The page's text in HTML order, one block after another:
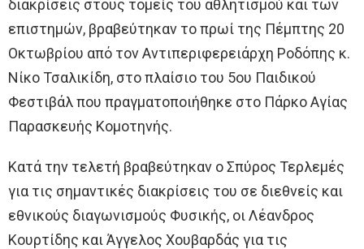
διακρίσεις στους τομείς του αθλητισμού και των
επιστημών, βραβεύτηκαν το πρωί της Πέμπτης 20
Οκτωβρίου από τον Αντιπεριφερειάρχη Ροδόπης κ.
Νίκο Τσαλικίδη, στο πλαίσιο του 5ου Παιδικού
Φεστιβάλ που πραγματοποιήθηκε στο Πάρκο Αγίας
Παρασκευής Κομοτηνής.
Κατά την τελετή βραβεύτηκαν ο Σπύρος Τερλεμές
για τις σημαντικές διακρίσεις του σε διεθνείς και
εθνικούς διαγωνισμούς Φυσικής, οι Λέανδρος
Κουρτίδης και Άγγελος Χουβαρδάς για τις